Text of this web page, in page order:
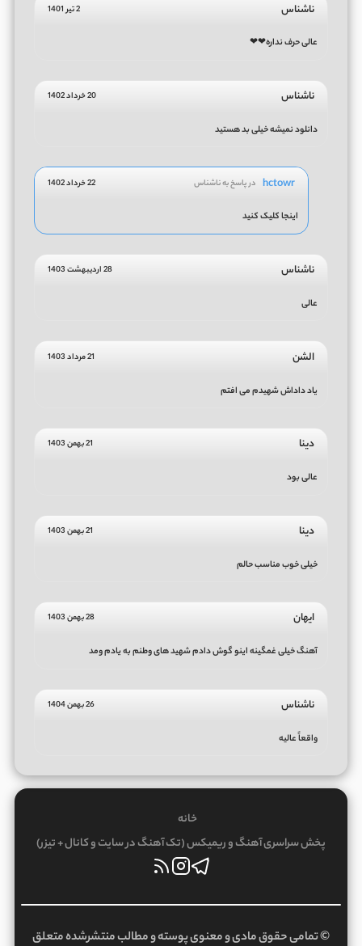
ناشناس 2 تیر 1401
عالی حرف نداره❤❤
ناشناس 20 خرداد 1402
دانلود نميشه خیلی بد هستید
hctowr در پاسخ به ناشناس 22 خرداد 1402
اینجا کلیک کنید
ناشناس 28 اردیبهشت 1403
عالی
الشن 21 مرداد 1403
یاد داداش شهیدم‌ می افتم
دینا 21 بهمن 1403
عالی بود
دینا 21 بهمن 1403
خیلی خوب مناسب حالم
ایهان 28 بهمن 1403
آهنگ خیلی غمگینه اینو گوش دادم شهید های وطنم به یادم ومد
ناشناس 26 بهمن 1404
واقعاً عالیه
خانه
پخش سراسری آهنگ و ریمیکس (تک آهنگ در سایت و کانال + تیزر)
© تمامی حقوق مادی و معنوی پوسته و مطالب منتشرشده متعلق